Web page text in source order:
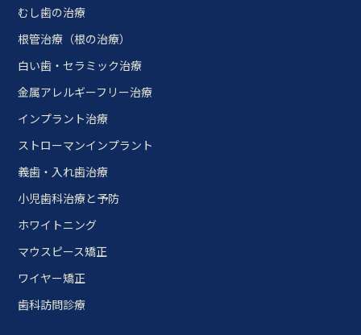
むし歯の治療
根管治療（根の治療）
白い歯・セラミック治療
金属アレルギーフリー治療
インプラント治療
ストローマンインプラント
義歯・入れ歯治療
小児歯科治療と予防
ホワイトニング
マウスピース矯正
ワイヤー矯正
歯科訪問診療